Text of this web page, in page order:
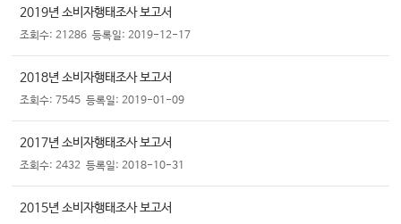
2019년 소비자행태조사 보고서
조회수: 21286 등록일: 2019-12-17
2018년 소비자행태조사 보고서
조회수: 7545 등록일: 2019-01-09
2017년 소비자행태조사 보고서
조회수: 2432 등록일: 2018-10-31
2015년 소비자행태조사 보고서